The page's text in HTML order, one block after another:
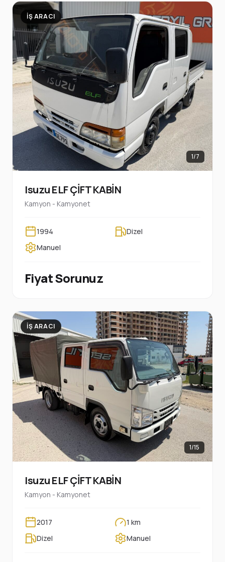
İŞ ARACI
1/7
Isuzu ELF ÇİFT KABİN
Kamyon - Kamyonet
1994
Dizel
Manuel
Fiyat Sorunuz
İŞ ARACI
1/15
Isuzu ELF ÇİFT KABİN
Kamyon - Kamyonet
2017
1 km
Dizel
Manuel